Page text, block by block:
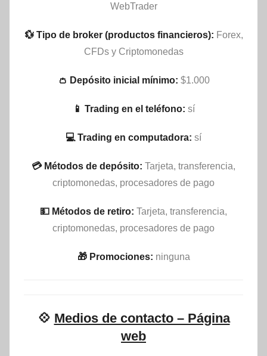
WebTrader
💱 Tipo de broker (productos financieros): Forex,
CFDs y Criptomonedas
👛 Depósito inicial mínimo: $1.000
📱 Trading en el teléfono: sí
💻 Trading en computadora: sí
💳 Métodos de depósito: Tarjeta, transferencia,
criptomonedas, procesadores de pago
💵​ Métodos de retiro: Tarjeta, transferencia,
criptomonedas, procesadores de pago
🎁 Promociones: ninguna
💠 Medios de contacto – Página
web